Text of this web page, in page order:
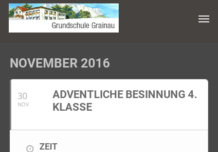
NOVEMBER 2016
30
NOV
ADVENTLICHE BESINNUNG 4.
KLASSE
ZEIT